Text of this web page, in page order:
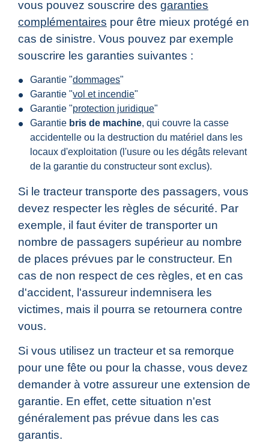
vous pouvez souscrire des garanties
complémentaires pour être mieux protégé en
cas de sinistre. Vous pouvez par exemple
souscrire les garanties suivantes :
Garantie "dommages"
Garantie "vol et incendie"
Garantie "protection juridique"
Garantie bris de machine, qui couvre la casse
accidentelle ou la destruction du matériel dans les
locaux d'exploitation (l'usure ou les dégâts relevant
de la garantie du constructeur sont exclus).
Si le tracteur transporte des passagers, vous
devez respecter les règles de sécurité. Par
exemple, il faut éviter de transporter un
nombre de passagers supérieur au nombre
de places prévues par le constructeur. En
cas de non respect de ces règles, et en cas
d'accident, l'assureur indemnisera les
victimes, mais il pourra se retournera contre
vous.
Si vous utilisez un tracteur et sa remorque
pour une fête ou pour la chasse, vous devez
demander à votre assureur une extension de
garantie. En effet, cette situation n'est
généralement pas prévue dans les cas
garantis.